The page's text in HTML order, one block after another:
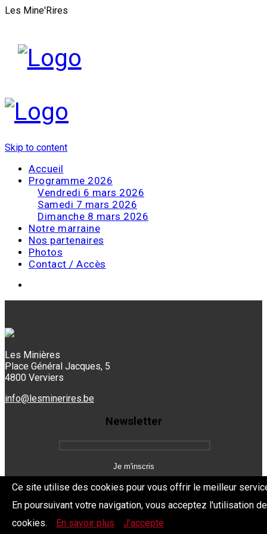
Les Mine'Rires
Skip to content
Accueil
Programme 2026
Vendredi 6 mars 2026
Samedi 7 mars 2026
Dimanche 8 mars 2026
Notre marraine
Nos partenaires
Photos
Contact / Accès
Les Minières
Place Général Jacques, 5
4800 Verviers
info@lesminerires.be
Newsletter
Copyright 2026 Les Mine'Rires - Politique de confidentialité
Ce site utilise des cookies pour vous offrir le meilleur
En poursuivant votre navigation, vous acceptez l'utilisation
cookies.
En savoir plus J'accepte